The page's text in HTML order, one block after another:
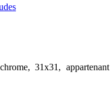
31x31,